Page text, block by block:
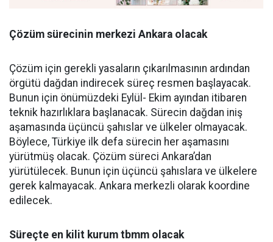
Çözüm sürecinin merkezi Ankara olacak
Çözüm için gerekli yasaların çıkarılmasının ardından
örgütü dağdan indirecek süreç resmen başlayacak.
Bunun için önümüzdeki Eylül- Ekim ayından itibaren
teknik hazırlıklara başlanacak. Sürecin dağdan iniş
aşamasında üçüncü şahıslar ve ülkeler olmayacak.
Böylece, Türkiye ilk defa sürecin her aşamasını
yürütmüş olacak. Çözüm süreci Ankara’dan
yürütülecek. Bunun için üçüncü şahıslara ve ülkelere
gerek kalmayacak. Ankara merkezli olarak koordine
edilecek.
Süreçte en kilit kurum tbmm olacak